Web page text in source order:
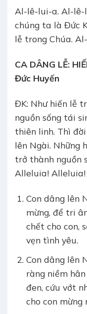
Al-lê-lui-a. Al-lê-
chúng ta là Đức
lễ trong Chúa.
CA DÂNG LỄ:
Đức Huyến
ĐK: Như hiến lễ
nguồn sống tái
thiên linh. Thì
lên Ngài. Những
trở thành nguồn
Alleluia!
Con dâng lên
mừng, để tri
chết cho con,
vẹn tình yêu.
Con dâng lên
ràng niềm
đen, cứu vớt
cho con mừng